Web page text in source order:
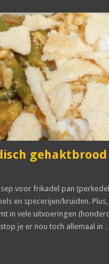
gehaktbrood
voor frikadel pan
en specerijen/kruiden.
in vele uitvoeringen
stop je er nou toch allemaal in